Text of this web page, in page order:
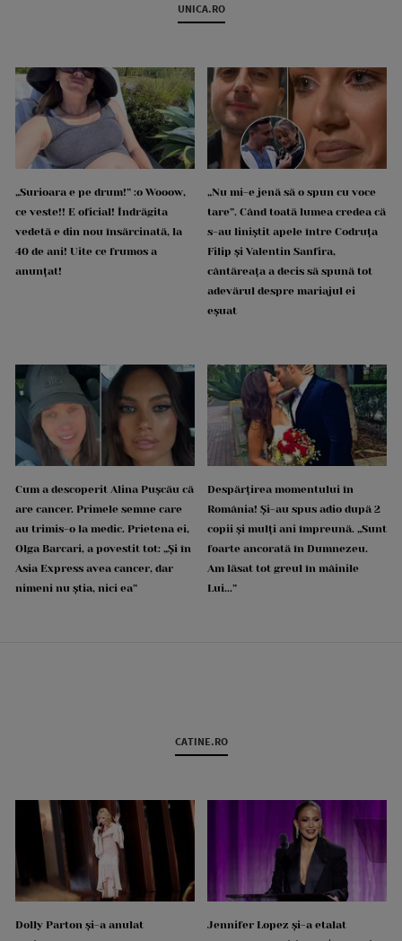
UNICA.RO
„Surioara e pe drum!” :o Wooow,
ce veste!! E oficial! Îndrăgita
vedetă e din nou însărcinată, la
40 de ani! Uite ce frumos a
anunțat!
„Nu mi-e jenă să o spun cu voce
tare”. Când toată lumea credea că
s-au liniștit apele între Codruța
Filip și Valentin Sanfira,
cântăreața a decis să spună tot
adevărul despre mariajul ei
eșuat
Cum a descoperit Alina Pușcău că
are cancer. Primele semne care
au trimis-o la medic. Prietena ei,
Olga Barcari, a povestit tot: „Și în
Asia Express avea cancer, dar
nimeni nu știa, nici ea”
Despărțirea momentului în
România! Și-au spus adio după 2
copii și mulți ani împreună. „Sunt
foarte ancorată în Dumnezeu.
Am lăsat tot greul în mâinile
Lui...”
CATINE.RO
Dolly Parton și-a anulat
Jennifer Lopez și-a etalat